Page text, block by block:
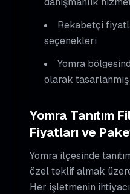
Rekabetçi
seçenekleri
Yomra
olarak
Yomra Tanıtım
Fiyatları ve
Yomra ilçesinde
özel teklif almak
Her işletmenin